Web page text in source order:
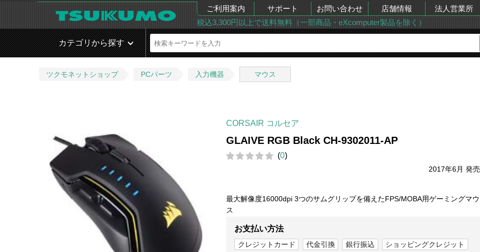
ご利用案内 サポート お問い合わせ 店舗情報 法人営業所
税込3,300円以上で送料無料（一部商品・eXcomputer製品を除く）
カテゴリから探す
ツクモネットショップ PCパーツ 入力機器 マウス
CORSAIR コルセア
GLAIVE RGB Black CH-9302011-AP
(0)
2017年6月 発売
最大解像度16000dpi 3つのサムグリップを備えたFPS/MOBA用ゲーミングマウ
ス
お支払い方法
クレジットカード 代金引換 銀行振込
ショッピングクレジット